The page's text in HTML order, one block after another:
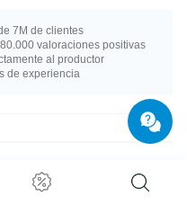
7M de clientes
valoraciones positivas
al productor
de experiencia
10 mm a 20 mm de longitud.